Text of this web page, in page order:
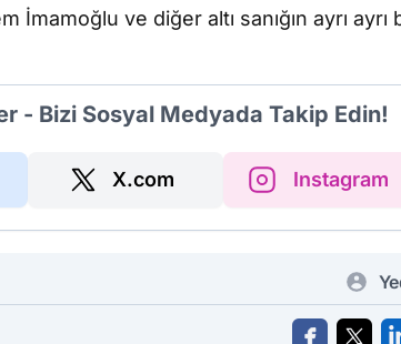
İmamoğlu ve diğer altı sanığın ayrı ayrı
- Bizi Sosyal Medyada Takip Edin!
X.com Instagram